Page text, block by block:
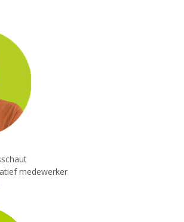
medewerker